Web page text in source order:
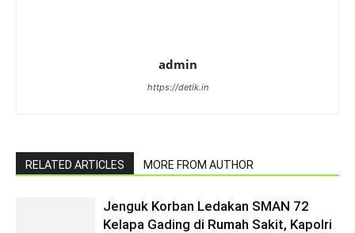
admin
https://detik.in
RELATED ARTICLES MORE FROM AUTHOR
Jenguk Korban Ledakan SMAN 72
Kelapa Gading di Rumah Sakit, Kapolri